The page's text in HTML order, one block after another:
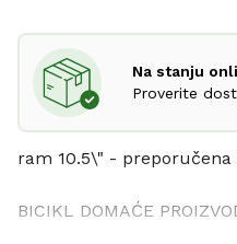
Na stanju
Proverite
ram 10.5\" - preporučena
BICIKL DOMAĆE